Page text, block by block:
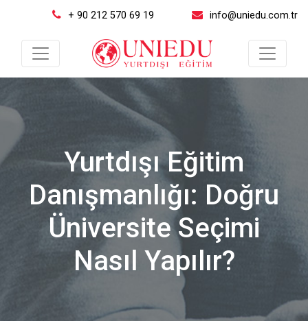
+ 90 212 570 69 19 info@uniedu.com.tr
Yurtdışı Eğitim
Danışmanlığı: Doğru
Üniversite Seçimi
Nasıl Yapılır?